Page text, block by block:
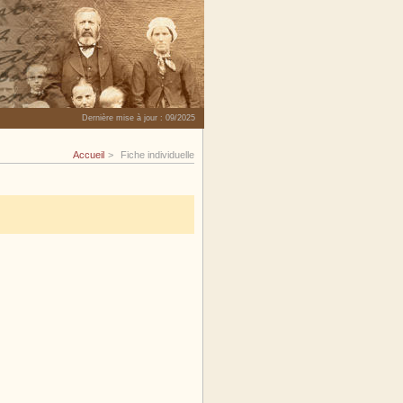
Dernière mise à jour : 09/2025
Accueil Fiche individuelle